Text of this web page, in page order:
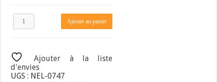
quantité
de
Tragédie
Grecque
Ajouter au panier
Ajouter à la liste
d'envies
UGS : NEL-0747